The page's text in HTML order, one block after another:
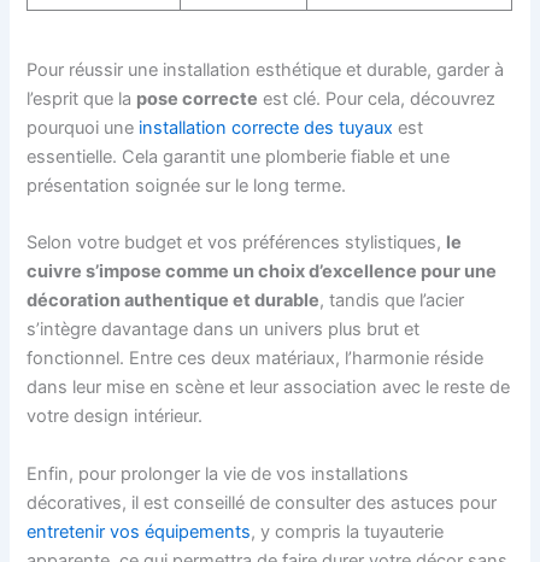
Pour réussir une installation esthétique et durable, garder à
l’esprit que la pose correcte est clé. Pour cela, découvrez
pourquoi une installation correcte des tuyaux est
essentielle. Cela garantit une plomberie fiable et une
présentation soignée sur le long terme.
Selon votre budget et vos préférences stylistiques, le
cuivre s’impose comme un choix d’excellence pour une
décoration authentique et durable, tandis que l’acier
s’intègre davantage dans un univers plus brut et
fonctionnel. Entre ces deux matériaux, l’harmonie réside
dans leur mise en scène et leur association avec le reste de
votre design intérieur.
Enfin, pour prolonger la vie de vos installations
décoratives, il est conseillé de consulter des astuces pour
entretenir vos équipements, y compris la tuyauterie